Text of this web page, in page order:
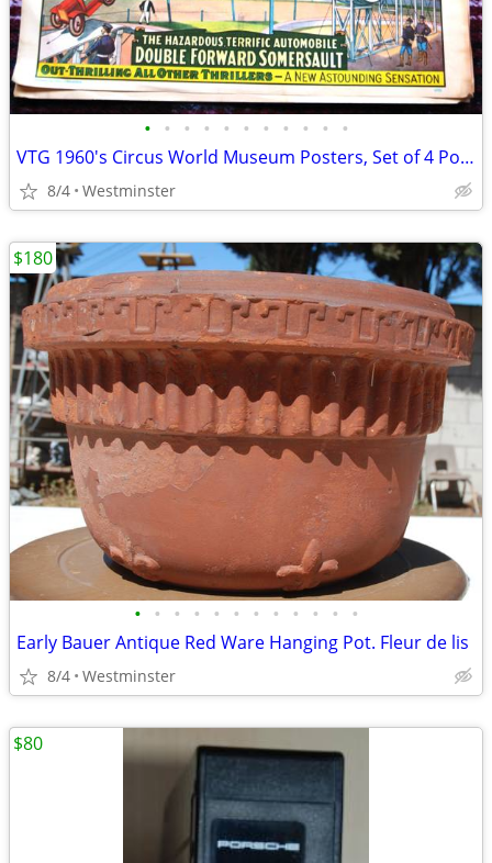
• • • • • • • • • • •
VTG 1960's Circus World Museum Posters, Set of 4 Posters New Old Stock
8/4 Westminster
• • • • • • • • • • • •
Early Bauer Antique Red Ware Hanging Pot. Fleur de lis
8/4 Westminster
$180
$80